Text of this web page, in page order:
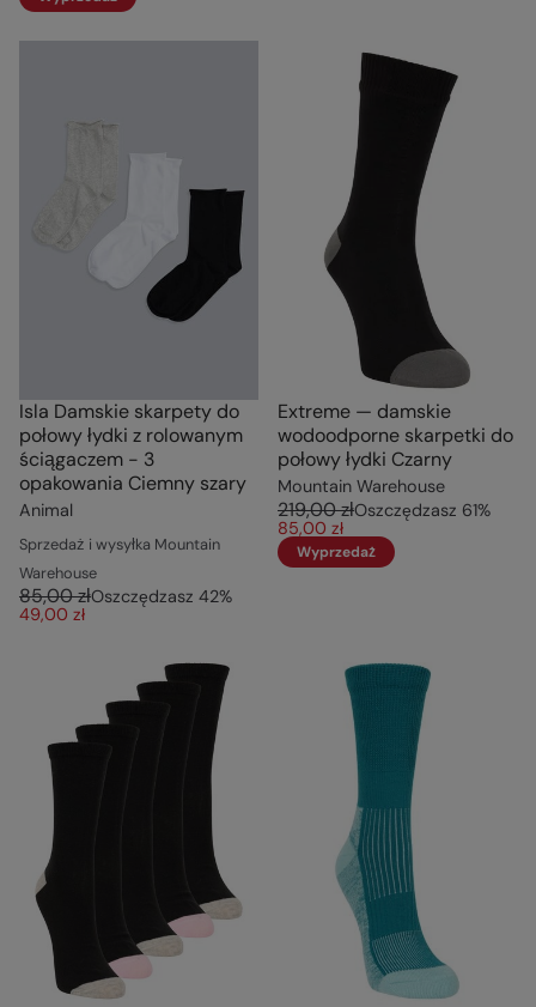
Isla Damskie skarpety do
połowy łydki z rolowanym
ściągaczem - 3
opakowania Ciemny szary
Animal
Sprzedaż i wysyłka Mountain
Warehouse
85,00 złOszczędzasz 42%
49,00 zł
Extreme — damskie
wodoodporne skarpetki do
połowy łydki Czarny
Mountain Warehouse
219,00 złOszczędzasz 61%
85,00 zł
Wyprzedaż